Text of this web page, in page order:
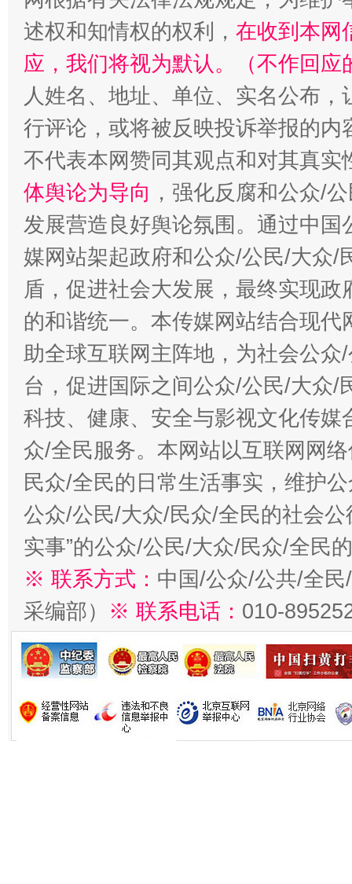
招工难、用工荒背后
述权和知情权的权利， 在收到本网
应，我们将视为默认。（不作回应
人姓名、地址、单位、实名公布
行评论，或将被反映投诉举报的
不代表本网赞同其观点和对其真实
体舆论为导向 ，强化反腐和公众/
发展营造良好舆论氛围。通过中
媒网站架起政府和公众/公民/大众/
盾，促进社会大发展，最终实现
的和谐统一。本传媒网站结合现
助全球互联网主阵地，为社会公
台，促进国际之间公众/公民/大众/
科技、健康、安全与影视文化传
众/全民服务。本网站以互联网网
民众/全民的日常生活事实，维护
公众/公民/大众/民众/全民的社会公
实事”的公众/公民/大众/民众/全民
※ 联系方式： 中国/公众/公共/全
采编部） ※ 联系电话： 010-